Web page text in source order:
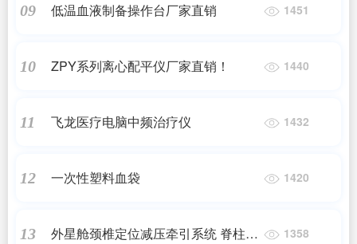
09 低温血液制备操作台厂家直销 1451
10 ZPY系列离心配平仪厂家直销！ 1440
11 飞龙医疗电脑中频治疗仪 1432
12 一次性塑料血袋 1420
13
外星舱颈椎定位减压牵引系统 脊柱无
1358